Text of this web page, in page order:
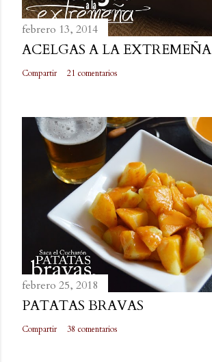
febrero 13, 2014
ACELGAS A LA EXTREMEÑA
Compartir 21 comentarios
febrero 25, 2018
PATATAS BRAVAS
Compartir 38 comentarios